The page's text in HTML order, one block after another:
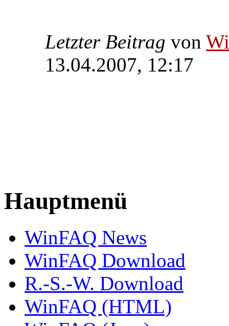
Letzter Beitrag von
13.04.2007, 12:17
Hauptmenü
WinFAQ News
WinFAQ Download
R.-S.-W. Download
WinFAQ (HTML)